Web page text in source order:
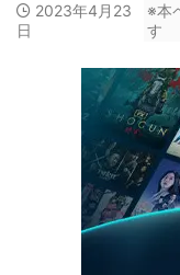
2023年4月23
日
※本
す